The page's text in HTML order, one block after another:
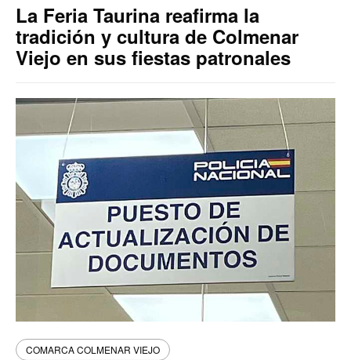
La Feria Taurina reafirma la
tradición y cultura de Colmenar
Viejo en sus fiestas patronales
COMARCA COLMENAR VIEJO